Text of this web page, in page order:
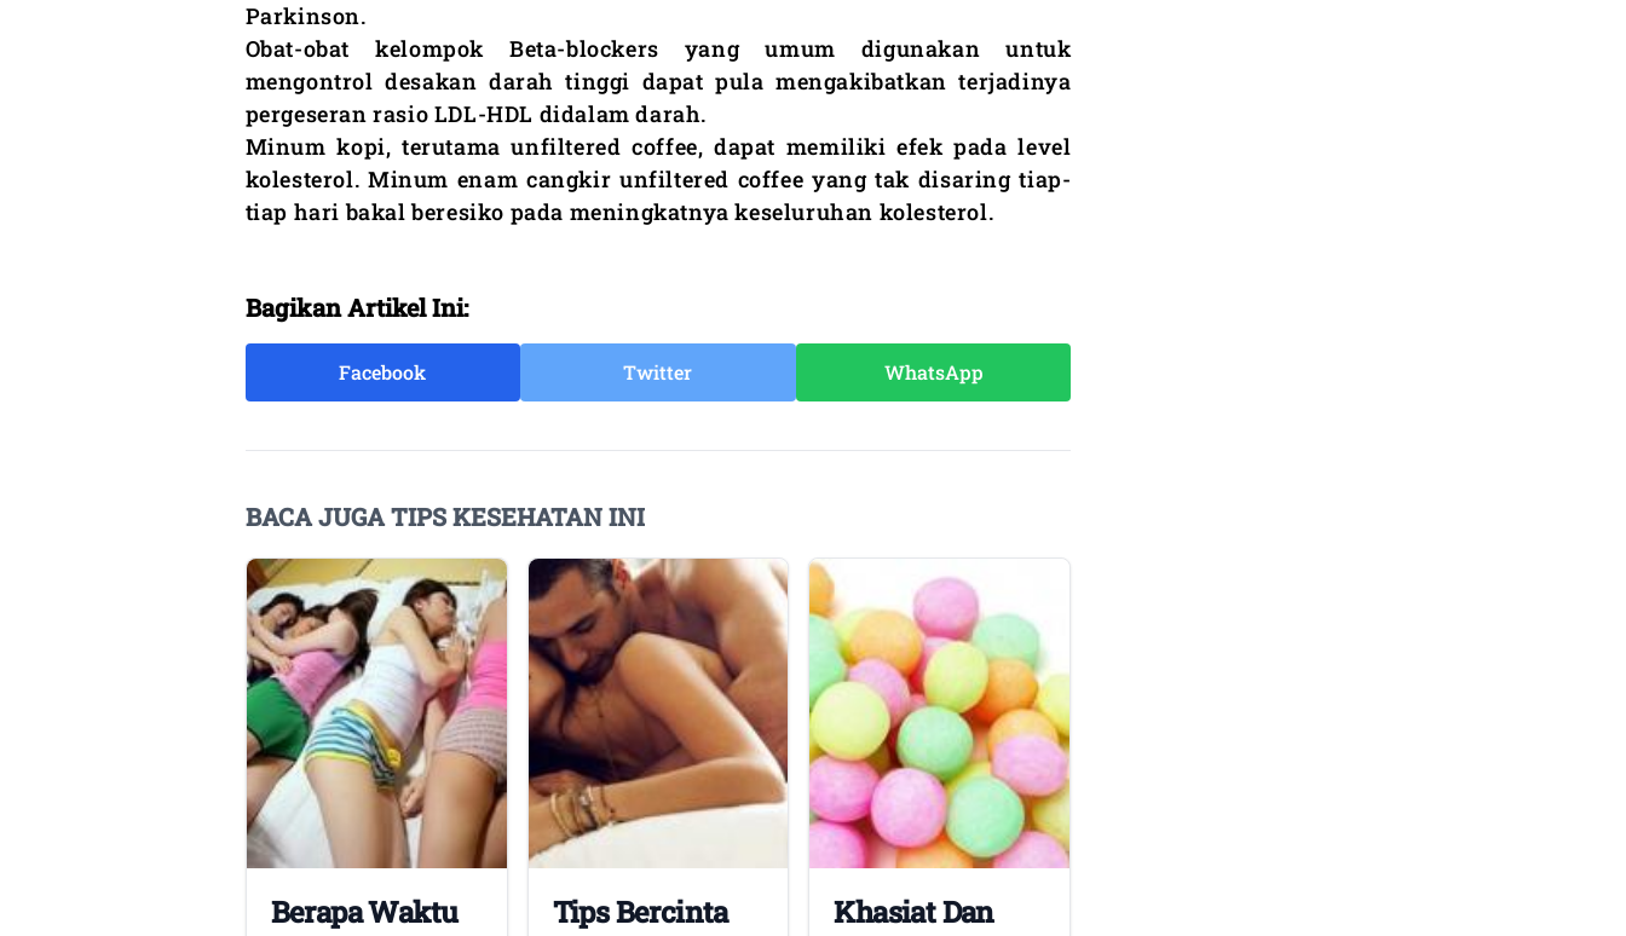
Parkinson.
Obat-obat kelompok Beta-blockers yang umum digunakan untuk
mengontrol desakan darah tinggi dapat pula mengakibatkan terjadinya
pergeseran rasio LDL-HDL didalam darah.
Minum kopi, terutama unfiltered coffee, dapat memiliki efek pada level
kolesterol. Minum enam cangkir unfiltered coffee yang tak disaring tiap-
tiap hari bakal beresiko pada meningkatnya keseluruhan kolesterol.
Bagikan Artikel Ini:
Facebook Twitter WhatsApp
BACA JUGA TIPS KESEHATAN INI
Berapa Waktu
Tips Bercinta
Khasiat Dan